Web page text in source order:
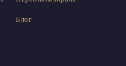
Блог